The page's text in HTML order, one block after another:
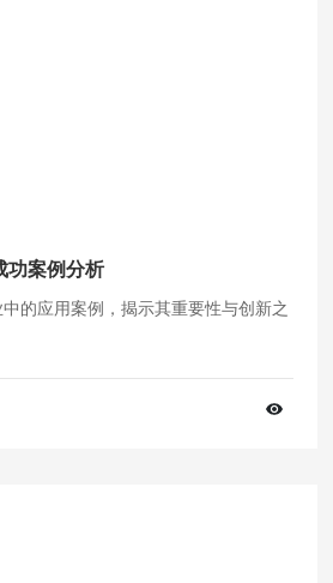
功案例分析
的应用案例，揭示其重要性与创新之